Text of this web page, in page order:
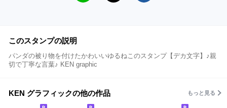
このスタンプの説明
パンダの被り物を付けたかわいいゆるねこのスタンプ【デカ文字】♪親
切で丁寧な言葉♪ KEN graphic
KEN グラフィックの他の作品 もっと見る